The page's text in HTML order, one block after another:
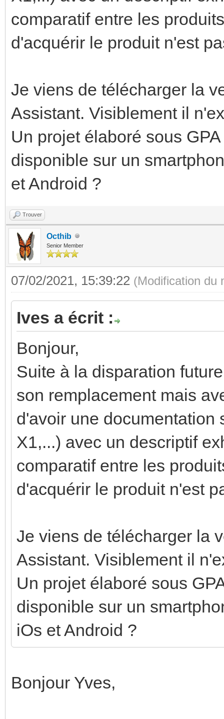
comparatif entre les
d'acquérir le produit n'est
Je viens de télécharger la
Assistant. Visiblement il
Un projet élaboré sous
disponible sur un
et Android ?
Trouver
Octhib
Senior Member
07/02/2021, 15:39:22 (Modification du
Ives a écrit :
Bonjour,
Suite à la disparation
son remplacement mais
d'avoir une documentation
X1,...) avec un descriptif
comparatif entre les
d'acquérir le produit n'est
Je viens de télécharger la
Assistant. Visiblement il
Un projet élaboré sous
disponible sur un
iOs et Android ?
Bonjour Yves,